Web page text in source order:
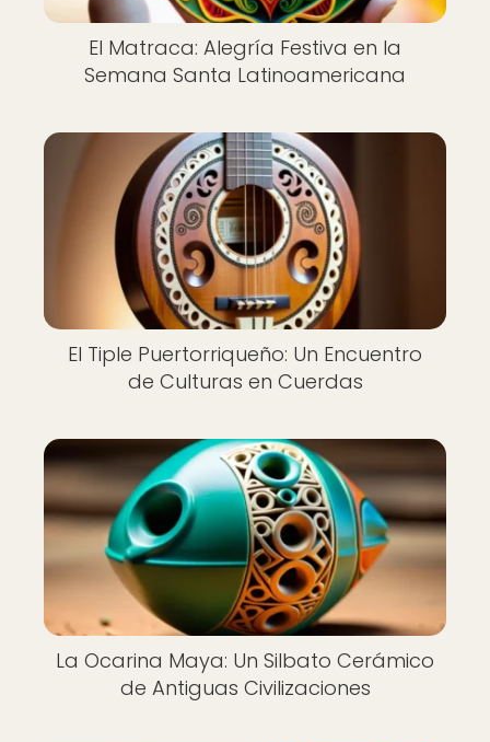
El Matraca: Alegría Festiva en la
Semana Santa Latinoamericana
El Tiple Puertorriqueño: Un Encuentro
de Culturas en Cuerdas
La Ocarina Maya: Un Silbato Cerámico
de Antiguas Civilizaciones